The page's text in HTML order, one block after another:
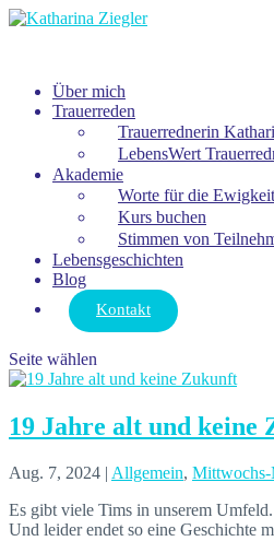
Über mich
Trauerreden
Trauerrednerin
LebensWert
Akademie
Worte für die
Kurs buchen
Stimmen von
Lebensgeschichten
Blog
Kontakt
Seite wählen
19 Jahre alt und keine
Aug. 7, 2024 | Allgemein,
Es gibt viele Tims in unserem
Und leider endet so eine Geschichte